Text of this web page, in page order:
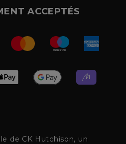
ACCEPTÉS
de CK Hutchison, un